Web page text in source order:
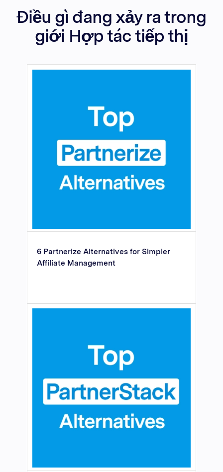
Điều gì đang xảy ra trong
giới Hợp tác tiếp thị
6 Partnerize Alternatives for Simpler
Affiliate Management